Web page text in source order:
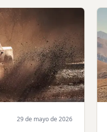
29 de mayo de 2026